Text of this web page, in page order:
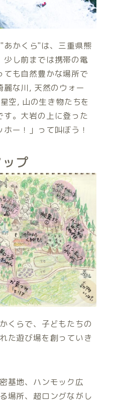
かくら"は、三重県熊
し前までは携帯の電
も自然豊かな場所で
な川, 天然のウォー
空, 山の生き物たちを
。大岩の上に登った
ー！」って叫ぼう！
プ
くらで、子どもたちの
た遊び場を創っていき
基地、ハンモック広
場所、超ロングながし